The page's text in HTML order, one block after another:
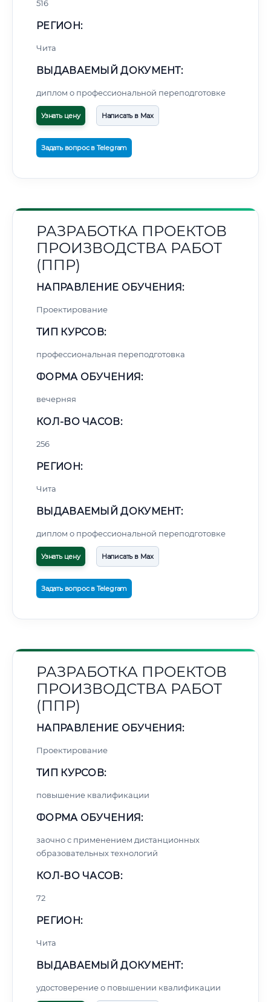
516
РЕГИОН:
Чита
ВЫДАВАЕМЫЙ ДОКУМЕНТ:
диплом о профессиональной переподготовке
Узнать цену Написать в Max
Задать вопрос в Telegram
РАЗРАБОТКА ПРОЕКТОВ
ПРОИЗВОДСТВА РАБОТ
(ППР)
НАПРАВЛЕНИЕ ОБУЧЕНИЯ:
Проектирование
ТИП КУРСОВ:
профессиональная переподготовка
ФОРМА ОБУЧЕНИЯ:
вечерняя
КОЛ-ВО ЧАСОВ:
256
РЕГИОН:
Чита
ВЫДАВАЕМЫЙ ДОКУМЕНТ:
диплом о профессиональной переподготовке
Узнать цену Написать в Max
Задать вопрос в Telegram
РАЗРАБОТКА ПРОЕКТОВ
ПРОИЗВОДСТВА РАБОТ
(ППР)
НАПРАВЛЕНИЕ ОБУЧЕНИЯ:
Проектирование
ТИП КУРСОВ:
повышение квалификации
ФОРМА ОБУЧЕНИЯ:
заочно с применением дистанционных
образовательных технологий
КОЛ-ВО ЧАСОВ:
72
РЕГИОН:
Чита
ВЫДАВАЕМЫЙ ДОКУМЕНТ:
удостоверение о повышении квалификации